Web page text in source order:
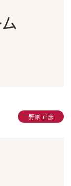
野原 正彦